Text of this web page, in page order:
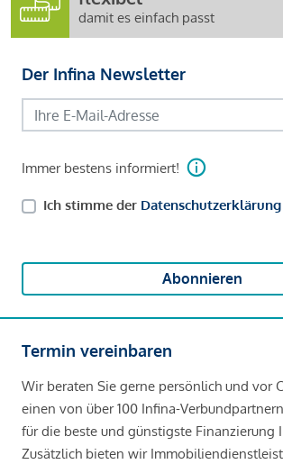
damit es einfach passt
Der Infina Newsletter
Immer bestens informiert!
Ich stimme der Datenschutzerklärung
Abonnieren
Termin vereinbaren
Wir beraten Sie gerne persönlich und vor
einen von über 100 Infina-
für die beste und günstigste Finanzierung
Zusätzlich bieten wir